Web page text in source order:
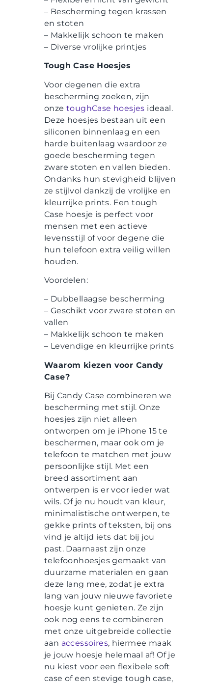
– Bescherming tegen krassen
en stoten
– Makkelijk schoon te maken
– Diverse vrolijke printjes
Tough Case Hoesjes
Voor degenen die extra
bescherming zoeken, zijn
onze toughCase hoesjes ideaal.
Deze hoesjes bestaan uit een
siliconen binnenlaag en een
harde buitenlaag waardoor ze
goede bescherming tegen
zware stoten en vallen bieden.
Ondanks hun stevigheid blijven
ze stijlvol dankzij de vrolijke en
kleurrijke prints. Een tough
Case hoesje is perfect voor
mensen met een actieve
levensstijl of voor degene die
hun telefoon extra veilig willen
houden.
Voordelen:
– Dubbellaagse bescherming
– Geschikt voor zware stoten en
vallen
– Makkelijk schoon te maken
– Levendige en kleurrijke prints
Waarom kiezen voor Candy
Case?
Bij Candy Case combineren we
bescherming met stijl. Onze
hoesjes zijn niet alleen
ontworpen om je iPhone 15 te
beschermen, maar ook om je
telefoon te matchen met jouw
persoonlijke stijl. Met een
breed assortiment aan
ontwerpen is er voor ieder wat
wils. Of je nu houdt van kleur,
minimalistische ontwerpen, te
gekke prints of teksten, bij ons
vind je altijd iets dat bij jou
past. Daarnaast zijn onze
telefoonhoesjes gemaakt van
duurzame materialen en gaan
deze lang mee, zodat je extra
lang van jouw nieuwe favoriete
hoesje kunt genieten. Ze zijn
ook nog eens te combineren
met onze uitgebreide collectie
aan accessoires, hiermee maak
je jouw hoesje helemaal af! Of je
nu kiest voor een flexibele soft
case of een stevige tough case,